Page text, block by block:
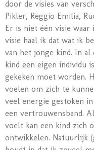
door de visies van
Pikler, Reggio Emilia,
Er is niet één visie
visie haal ik dat wat ik
van het jonge kind. In al
kind een eigen individu
gekeken moet worden.
voelen om zich te
veel energie gestoken
een vertrouwensband.
voelt kan een kind zich
ontwikkelen. Natuurlijk